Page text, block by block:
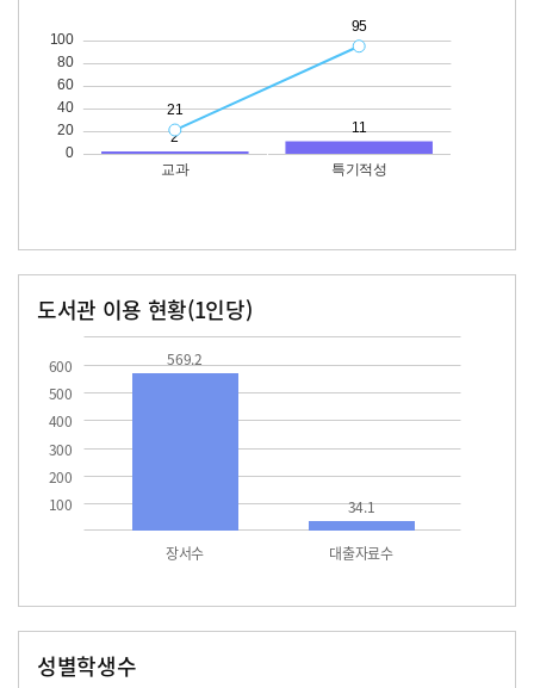
도서관 이용 현황(1인당)
100
200
300
400
500
600
장서수 대출자료수
569.2
34.1
성별학생수